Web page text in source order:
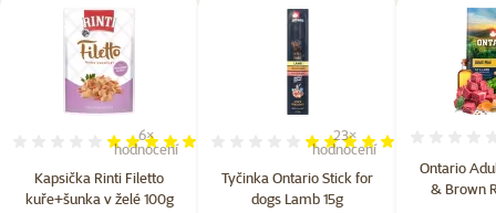
Kapsička Rinti Filetto
kuře+šunka v želé 100g
Hodnocení 100%, počet hodnocení: 6
6×
hodnocení
Tyčinka Ontario Stick for
dogs Lamb 15g
Hodnocení 97%, počet
23×
hodnocení
Ontario
& Brown